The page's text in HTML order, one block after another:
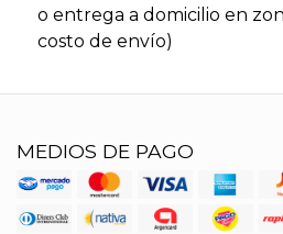
o entrega a domicilio en
costo de envío)
MEDIOS DE PAGO